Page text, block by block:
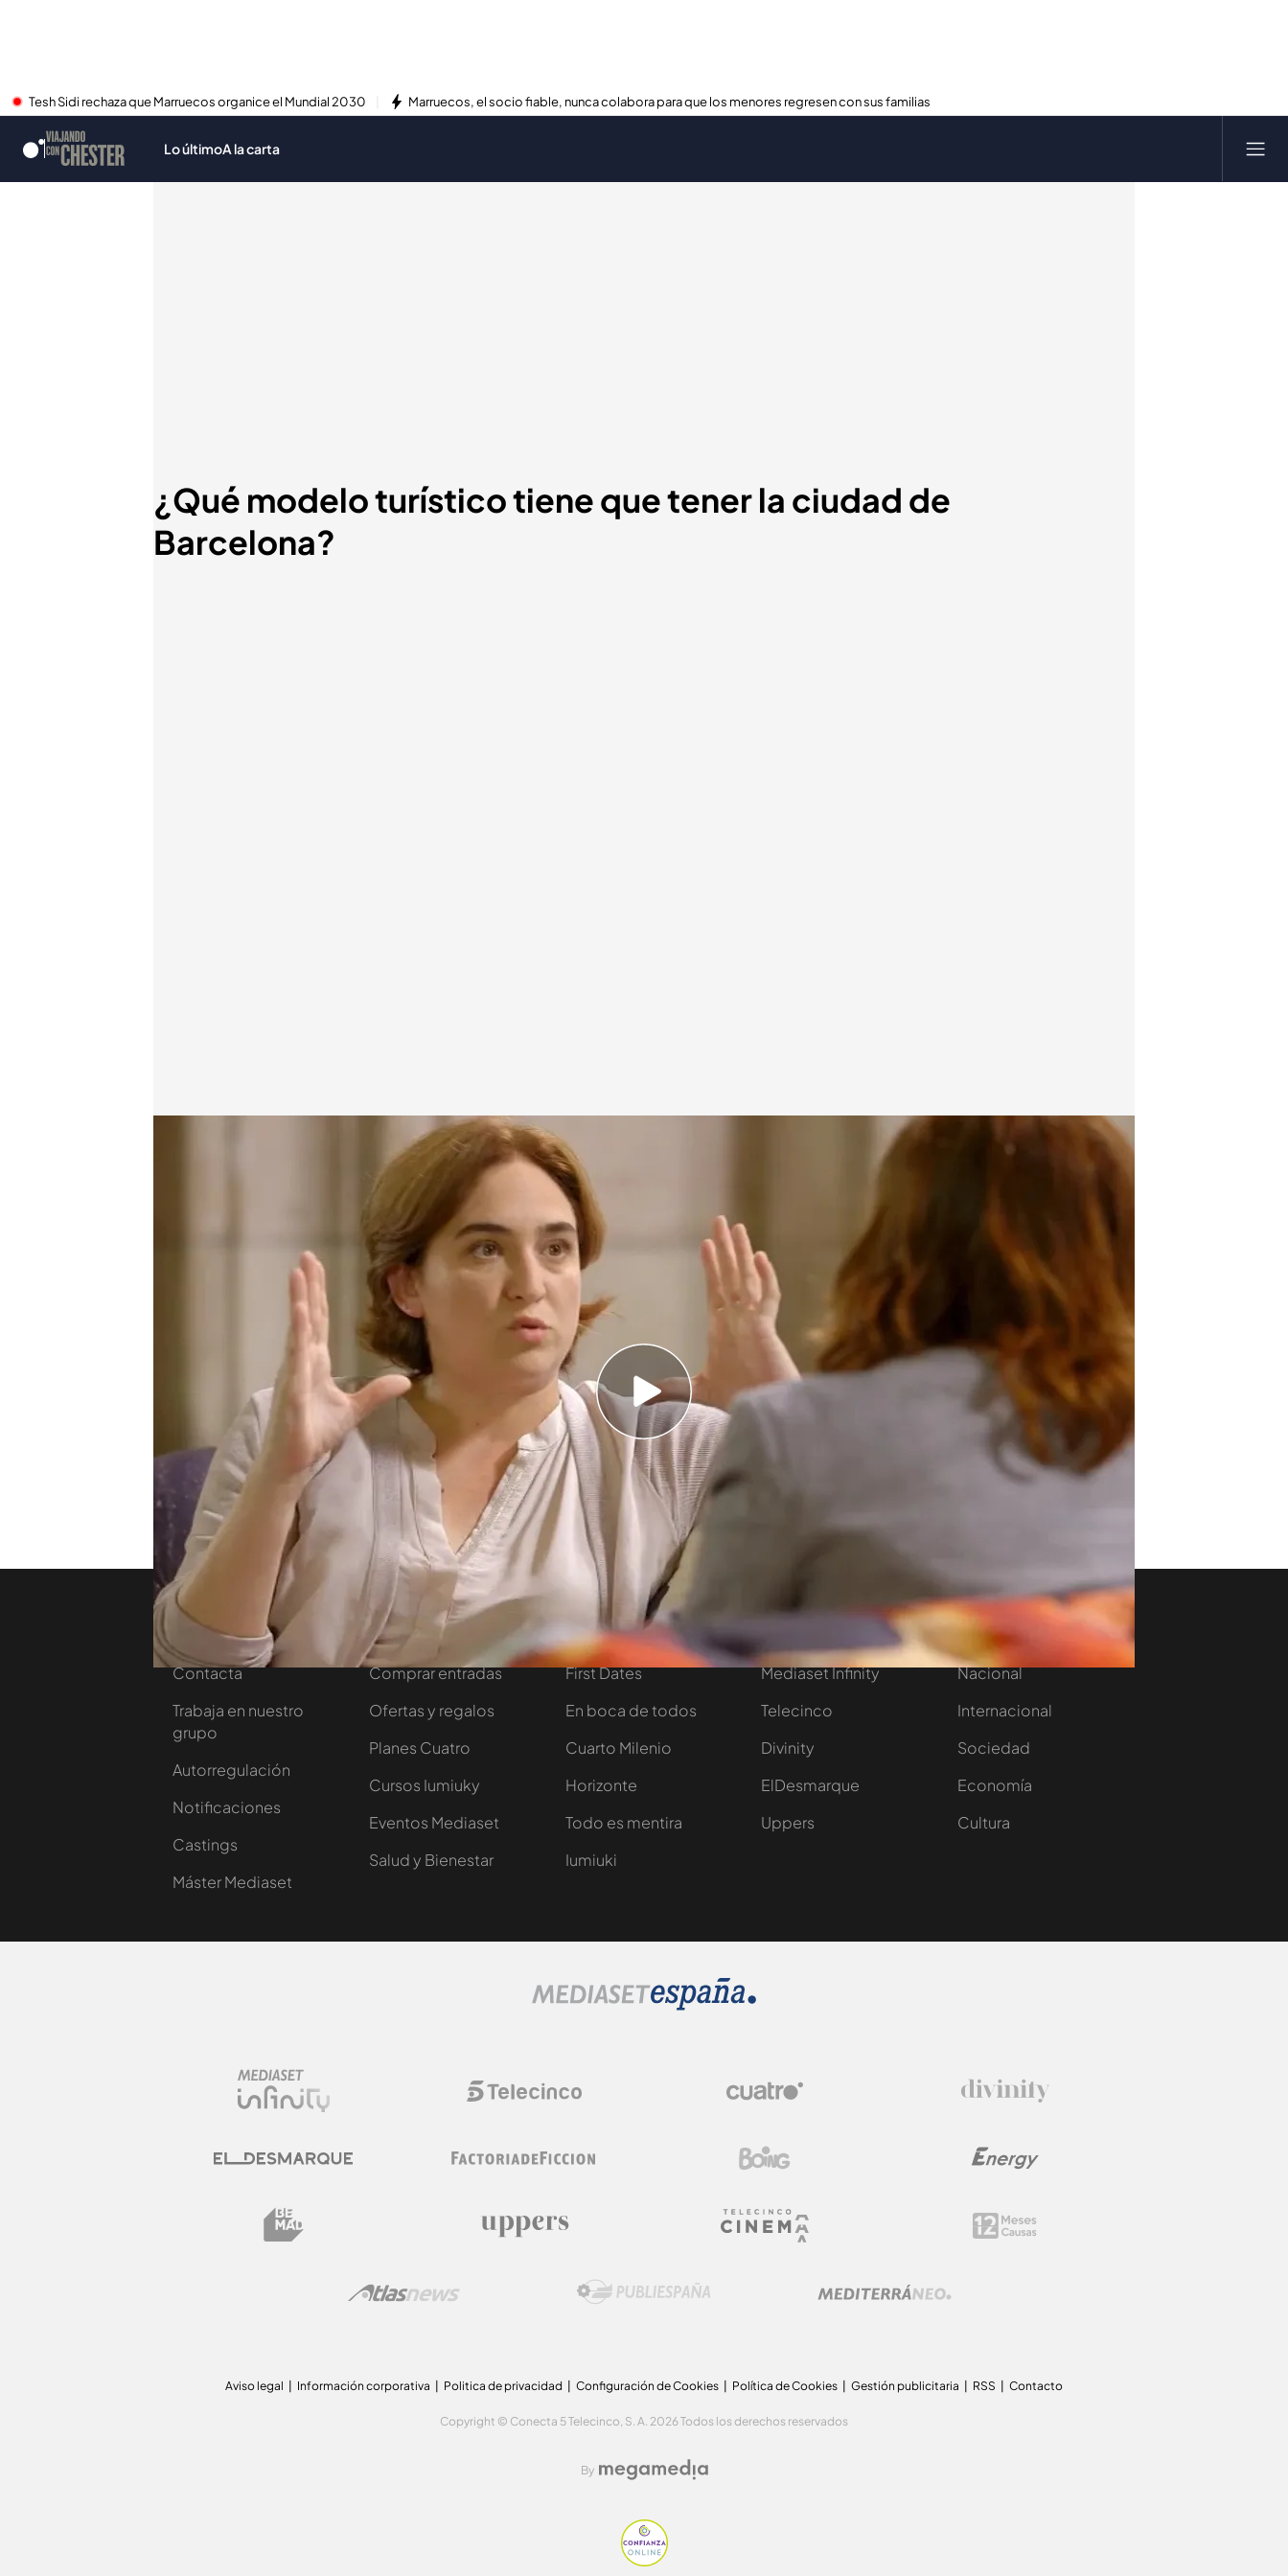
Tesh Sidi rechaza que Marruecos organice el Mundial 2030 Marruecos, el socio fiable, nunca colabora para que los menores regresen con sus familias
Lo últimoA la carta
¿Qué modelo turístico tiene que tener la ciudad de
Barcelona?
"Queremos que el modelo sea bueno para todo el mundo". Así ha hecho
referencia Ada Colau a la polémica del sector turístico en Barcelona.
Considera que "el turismo es un activo muy importante de la ciudad y
queremos que lo siga siendo". Sin embargo, "hay que mirar qué tipo de
puestos de trabajo se crean porque en turismo hay algunos casos que
rozan la esclavitud" ha asegurado.
TEMAS Viajando con Chester Temporada 4
Nosotros
Contacta
Trabaja en nuestro
grupo
Autorregulación
Notificaciones
Castings
Máster Mediaset
Corporativo
Comprar entradas
Ofertas y regalos
Planes Cuatro
Cursos Iumiuky
Eventos Mediaset
Salud y Bienestar
Programas
First Dates
En boca de todos
Cuarto Milenio
Horizonte
Todo es mentira
Iumiuki
Mediaset Infinity
Telecinco
Divinity
ElDesmarque
Uppers
Noticias Cuatro
Nacional
Internacional
Sociedad
Economía
Cultura
Aviso legal Información corporativa Politica de privacidad Configuración de Cookies Política de Cookies Gestión publicitaria RSS Contacto
Copyright © Conecta 5 Telecinco, S. A. 2026 Todos los derechos reservados
By